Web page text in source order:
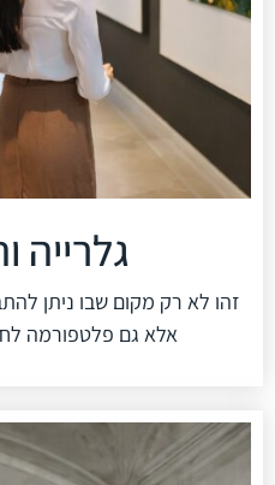
גלרייה
זהו לא רק מקום שבו ניתן
אלא גם פלטפורמה